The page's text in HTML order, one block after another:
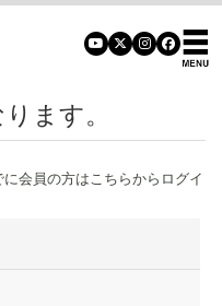
ます。
会員の方はこちらからログイ